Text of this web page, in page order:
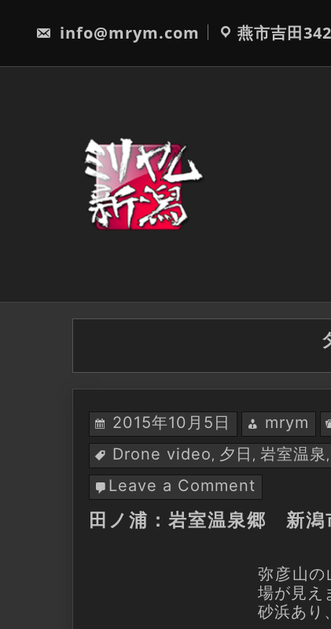
info@mrym.com 燕市吉田
2015年10月5日 mrym
Drone video, 夕日 , 岩室温泉 ,
Leave a Comment
田
ノ
室
温
泉
田ノ浦：岩室温泉郷 新
弥彦山の
場が見え
砂浜あり